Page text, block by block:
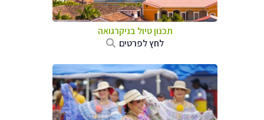
תכנון טיול בניקרגואה
לחץ לפרטים